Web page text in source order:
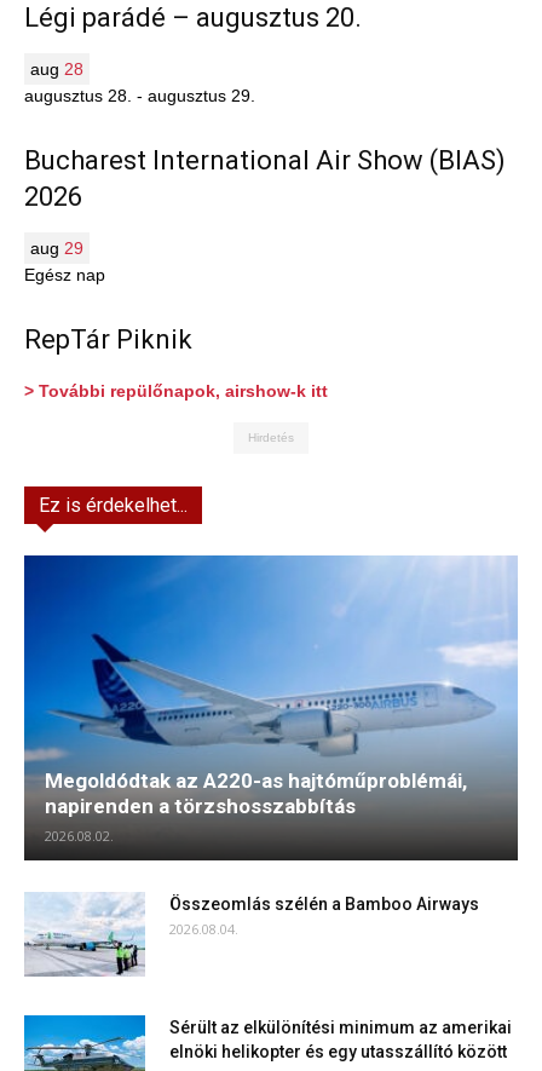
Légi parádé – augusztus 20.
aug 28
augusztus 28. - augusztus 29.
Bucharest International Air Show (BIAS)
2026
aug 29
Egész nap
RepTár Piknik
> További repülőnapok, airshow-k itt
Hirdetés
Ez is érdekelhet...
Megoldódtak az A220-as hajtóműproblémái,
napirenden a törzshosszabbítás
2026.08.02.
Összeomlás szélén a Bamboo Airways
2026.08.04.
Sérült az elkülönítési minimum az amerikai
elnöki helikopter és egy utasszállító között